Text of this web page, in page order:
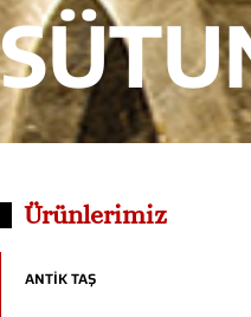
Ürünlerimiz
ANTİK TAŞ